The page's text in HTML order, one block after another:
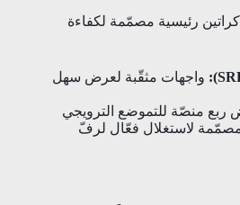
رئيسية مصمّمة لكفاءة
واجهات مثقّبة لعرض سهل
ربع منصّة للتموضع الترويجي
مصمّمة لاستغلال فعّال لرفّ